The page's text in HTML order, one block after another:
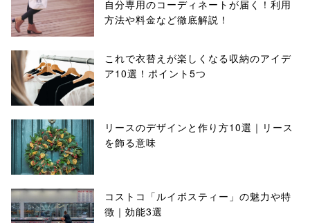
自分専用のコーディネートが届く！利用
方法や料金など徹底解説！
これで衣替えが楽しくなる収納のアイデ
ア10選！ポイント5つ
リースのデザインと作り方10選｜リース
を飾る意味
コストコ「ルイボスティー」の魅力や特
徴｜効能3選